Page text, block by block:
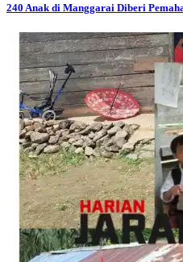
240 Anak di Manggarai Diberi